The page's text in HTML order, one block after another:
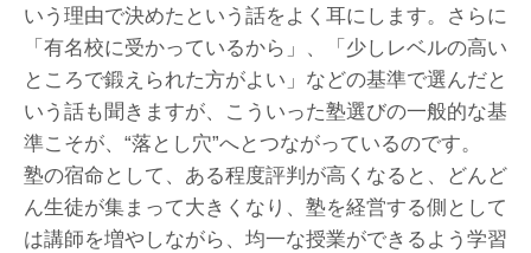
いう理由で決めたという話をよく耳にします。さらに
「有名校に受かっているから」、「少しレベルの高い
ところで鍛えられた方がよい」などの基準で選んだと
いう話も聞きますが、こういった塾選びの一般的な基
準こそが、“落とし穴”へとつながっているのです。
塾の宿命として、ある程度評判が高くなると、どんど
ん生徒が集まって大きくなり、塾を経営する側として
は講師を増やしながら、均一な授業ができるよう学習